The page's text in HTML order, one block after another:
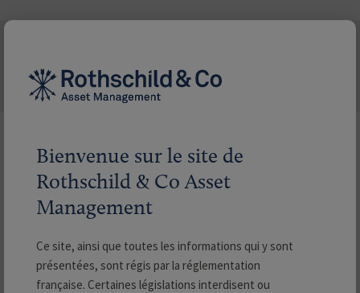
Rechercher les actualités
Filtrer par
Stratégie
Bienvenue sur le site de
Rothschild & Co Asset
Management
Ce site, ainsi que toutes les informations qui y sont
présentées, sont régis par la réglementation
française. Certaines législations interdisent ou